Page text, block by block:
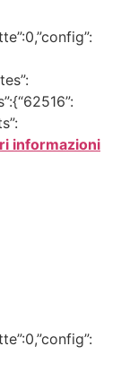
informazioni